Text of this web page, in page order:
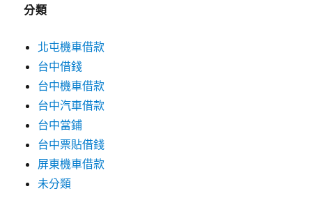
分類
北屯機車借款
台中借錢
台中機車借款
台中汽車借款
台中當鋪
台中票貼借錢
屏東機車借款
未分類